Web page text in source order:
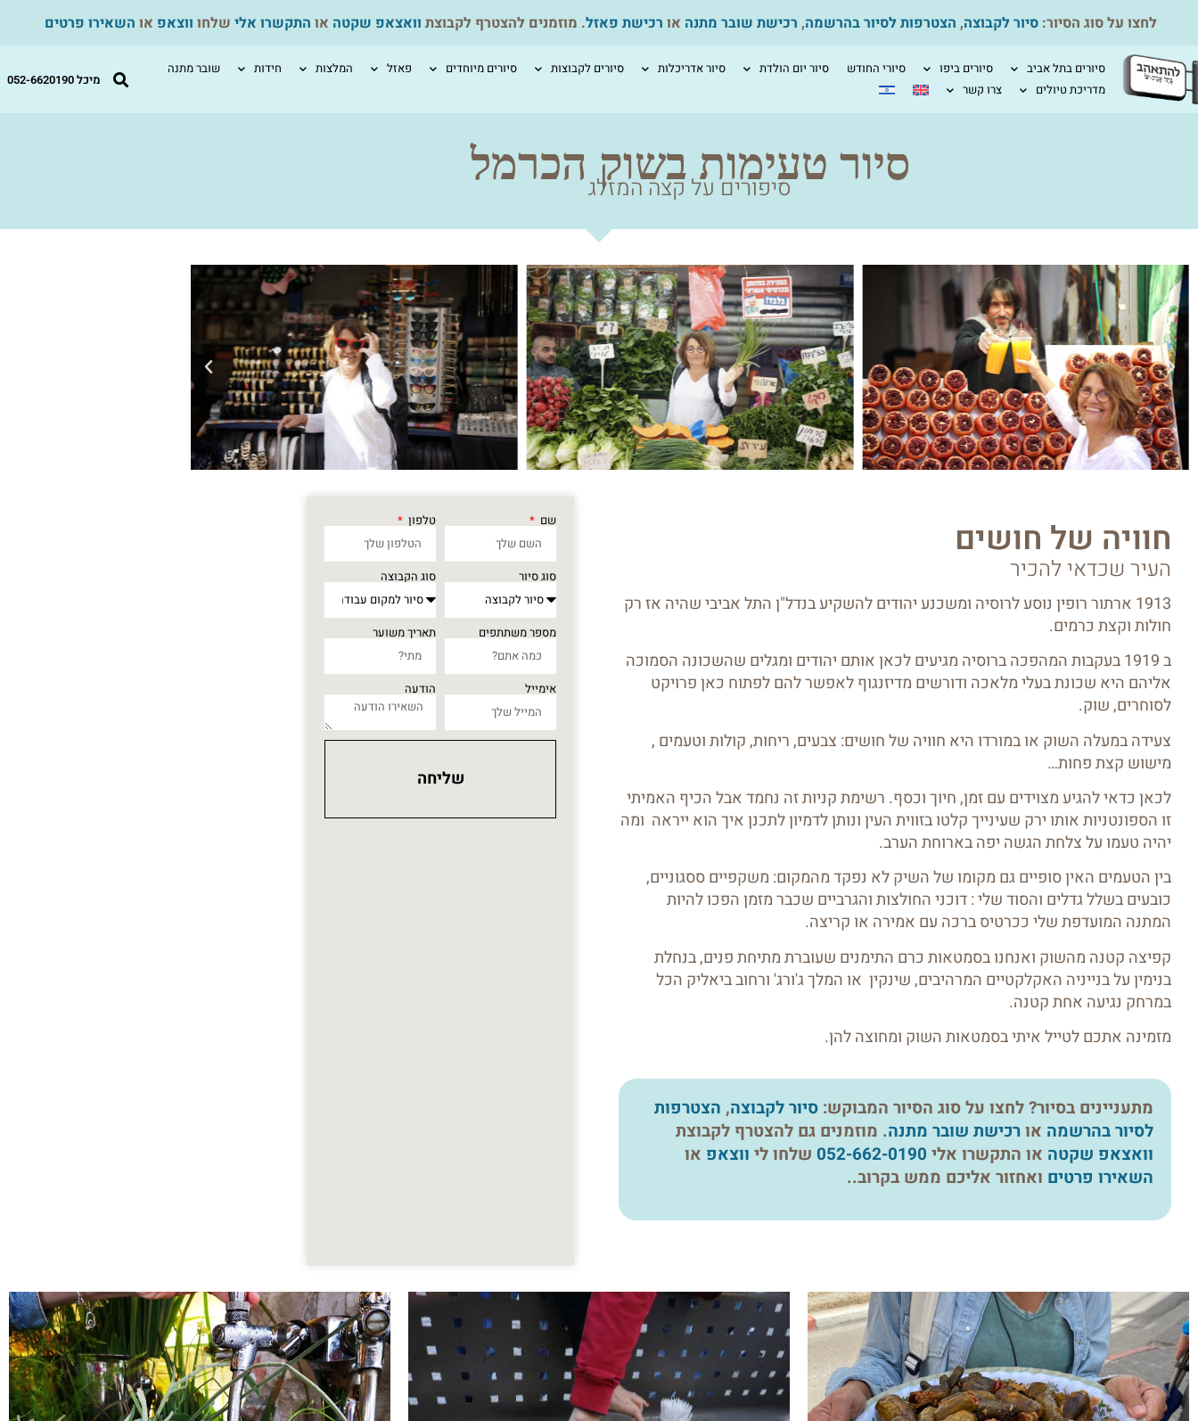
לחצו על סוג הסיור: סיור לקבוצה, הצטרפות לסיור בהרשמה, רכישת שובר מתנה או רכישת פאזל. מוזמנים להצטרף לקבוצת וואצאפ שקטה או התקשרו אלי שלחו ווצאפ או השאירו פרטים
סיורים בתל אביב סיורים ביפו סיורי החודש סיור יום הולדת סיור אדריכלות סיורים לקבוצות סיורים מיוחדים פאזל המלצות חידות
שובר מתנה
מדריכת טיולים
צרו קשר
מיכל 052-6620190
סיור טעימות בשוק הכרמל
סיפורים על קצה המזלג
חוויה של חושים
העיר שכדאי להכיר
1913 ארתור רופין נוסע לרוסיה ומשכנע יהודים להשקיע בנדל"ן התל אביבי שהיה אז רק
חולות וקצת כרמים.
ב 1919 בעקבות המהפכה ברוסיה מגיעים לכאן אותם יהודים ומגלים שהשכונה הסמוכה
אליהם היא שכונת בעלי מלאכה ודורשים מדיזנגוף לאפשר להם לפתוח כאן פרויקט
לסוחרים, שוק.
צעידה במעלה השוק או במורדו היא חוויה של חושים: צבעים, ריחות, קולות וטעמים ,
מישוש קצת פחות…
לכאן כדאי להגיע מצוידים עם זמן, חיוך וכסף. רשימת קניות זה נחמד אבל הכיף האמיתי
זו הספונטניות אותו ירק שעינייך קלטו בזווית העין ונותן לדמיון לתכנן איך הוא ייראה ומה
יהיה טעמו על צלחת הגשה יפה בארוחת הערב.
בין הטעמים האין סופיים גם מקומו של השיק לא נפקד מהמקום: משקפיים ססגוניים,
כובעים בשלל גדלים והסוד שלי : דוכני החולצות והגרביים שכבר מזמן הפכו להיות
המתנה המועדפת שלי ככרטיס ברכה עם אמירה או קריצה.
קפיצה קטנה מהשוק ואנחנו בסמטאות כרם התימנים שעוברת מתיחת פנים, בנחלת
בנימין על בנייניה האקלקטיים המרהיבים, שינקין או המלך ג'ורג' ורחוב ביאליק הכל
במרחק נגיעה אחת קטנה.
מזמינה אתכם לטייל איתי בסמטאות השוק ומחוצה להן.
מתעניינים בסיור? לחצו על סוג הסיור המבוקש: סיור לקבוצה, הצטרפות
לסיור בהרשמה אורכישת שובר מתנה. מוזמנים גם להצטרף לקבוצת
וואצאפ שקטה או התקשרו אלי 052-662-0190 שלחו לי ווצאפ או
השאירו פרטים ואחזור אליכם ממש בקרוב..
שם טלפון
סוג סיור סוג הקבוצה
מספר משתתפים תאריך משוער
אימייל הודעה
שליחה